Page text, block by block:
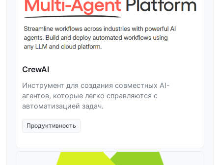
CrewAI
Инструмент для создания совместных AI-
агентов, которые легко справляются с
автоматизацией задач.
Продуктивность